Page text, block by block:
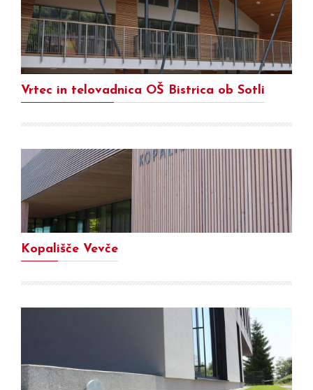
Vrtec in telovadnica OŠ Bistrica ob Sotli
Kopališče Vevče